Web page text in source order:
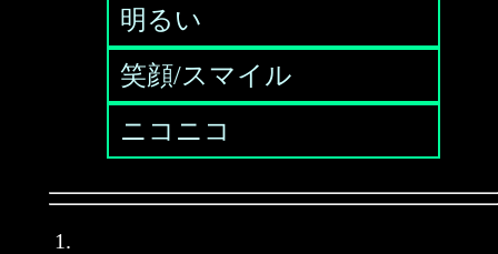
明るい
笑顔/スマイル
ニコニコ
1.